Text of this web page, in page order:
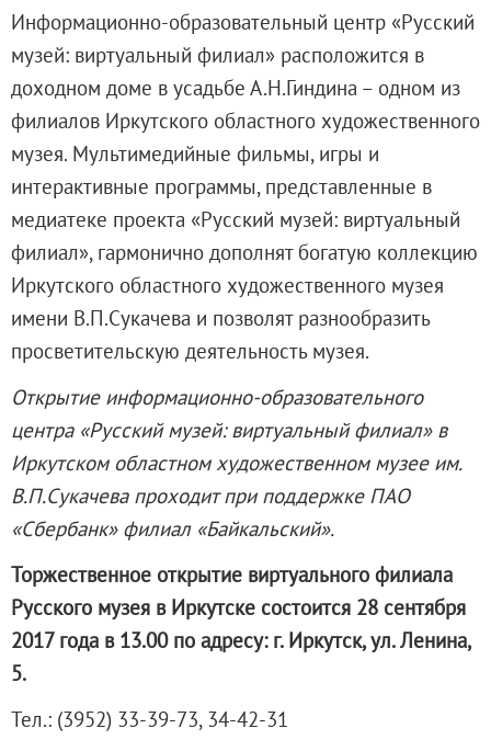
Западный павильон Михайловского
Восточный павильон Михайловского
Филиал в Кемерово
Клуб Друзей Русского музея
Партнеры и спонсоры
Культурно-просветительские и
Ассоциация художественных музеев
Локальные нормативные акты
Уставные документы
Закупки
Результаты проведения специальной
Противодействие терроризму
Противодействие коррупции
Страницы памяти
Коллекции
Древнерусское искусство
Живопись XVIII – первой половины XIX вв.
Живопись второй половины XIX века -
Скульптура XVIII – начала XX вв.
Нумизматика
Информационно-образовательный центр «Русский
музей: виртуальный филиал» расположится в
доходном доме в усадьбе А.Н.Гиндина – одном из
филиалов Иркутского областного художественного
музея. Мультимедийные фильмы, игры и
интерактивные программы, представленные в
медиатеке проекта «Русский музей: виртуальный
филиал», гармонично дополнят богатую коллекцию
Иркутского областного художественного музея
имени В.П.Сукачева и позволят разнообразить
просветительскую деятельность музея.
Открытие информационно-образовательного
центра «Русский музей: виртуальный филиал» в
Иркутском областном художественном музее им.
В.П.Сукачева проходит при поддержке ПАО
«Сбербанк» филиал «Байкальский».
Торжественное открытие виртуального филиала
Русского музея в Иркутске состоится 28 сентября
2017 года в 13.00 по адресу:г. Иркутск, ул. Ленина,
5.
Тел.: (3952) 33-39-73, 34-42-31